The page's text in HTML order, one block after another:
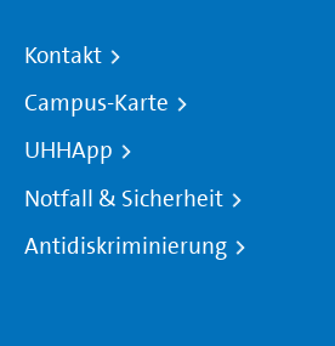
Kontakt
Campus-Karte
UHHApp
Notfall & Sicherheit
Antidiskriminierung